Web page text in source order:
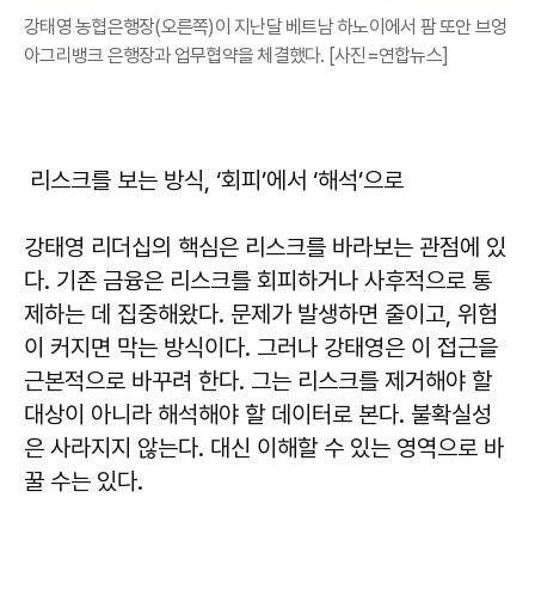
강태영 농협은행장(오른쪽)이 지난달 베트남 하노이에서 팜 또안 브엉
아그리뱅크 은행장과 업무협약을 체결했다. [사진=연합뉴스]
리스크를 보는 방식, ‘회피’에서 ‘해석’으로
강태영 리더십의 핵심은 리스크를 바라보는 관점에 있
다. 기존 금융은 리스크를 회피하거나 사후적으로 통
제하는 데 집중해왔다. 문제가 발생하면 줄이고, 위험
이 커지면 막는 방식이다. 그러나 강태영은 이 접근을
근본적으로 바꾸려 한다. 그는 리스크를 제거해야 할
대상이 아니라 해석해야 할 데이터로 본다. 불확실성
은 사라지지 않는다. 대신 이해할 수 있는 영역으로 바
꿀 수는 있다.